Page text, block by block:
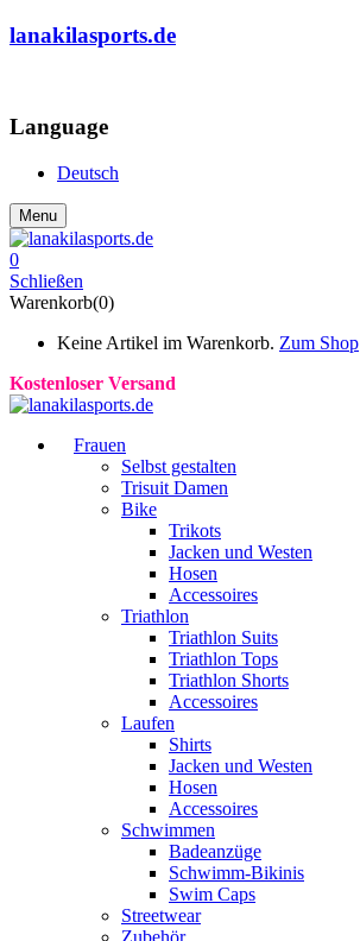
lanakilasports.de
Language
Deutsch
Menu
0
Schließen
Warenkorb(0)
Keine Artikel im Warenkorb. Zum Shop
Kostenloser Versand
Frauen
Selbst gestalten
Trisuit Damen
Bike
Trikots
Jacken und Westen
Hosen
Accessoires
Triathlon
Triathlon Suits
Triathlon Tops
Triathlon Shorts
Accessoires
Laufen
Shirts
Jacken und Westen
Hosen
Accessoires
Schwimmen
Badeanzüge
Schwimm-Bikinis
Swim Caps
Streetwear
Zubehör